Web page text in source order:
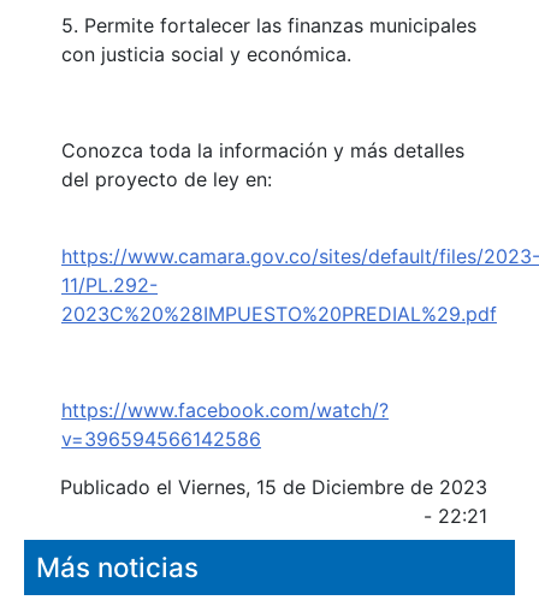
5. Permite fortalecer las finanzas municipales
con justicia social y económica.
Conozca toda la información y más detalles
del proyecto de ley en:
https://www.camara.gov.co/sites/default/files/2023-
11/PL.292-
2023C%20%28IMPUESTO%20PREDIAL%29.pdf
https://www.facebook.com/watch/?
v=396594566142586
Publicado el Viernes, 15 de Diciembre de 2023
- 22:21
Más noticias